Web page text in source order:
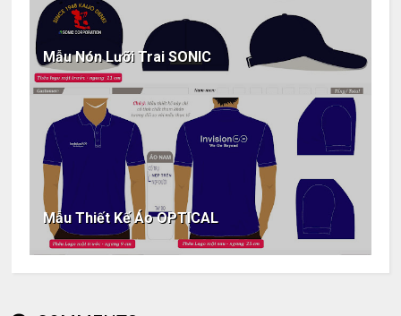
Mẫu Nón Lưỡi Trai SONIC
Mẫu Thiết Kế Áo OPTICAL